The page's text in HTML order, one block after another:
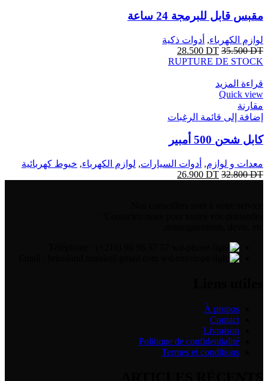
مقبس قابل للبرمجة 24 ساعة
لوازم الكهرباء, أدوات ذكية
35.500DT
28.500 DT
RUPTURE DE STOCK
قراءة المزيد
Quick view
مقارنة
إضافة إلى قائمة الرغبات
كابل شحن 500 أمبير
معدات و لوازم, أدوات السيارات, لوازم الكهرباء, خيوط كهربائية
32.800DT
26.900 DT
À propos
Contact
Livraison
Politique de confidentialité
Termes et conditions